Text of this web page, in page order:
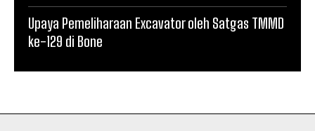
Upaya Pemeliharaan Excavator oleh Satgas TMMD
ke-129 di Bone